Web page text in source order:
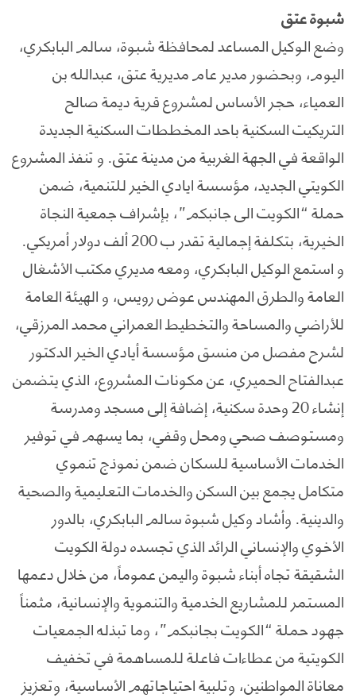
شبوة عتق
وضع الوكيل المساعد لمحافظة شبوة، سالم البابكري،
اليوم، وبحضور مدير عام مديرية عتق، عبدالله بن
العمياء، حجر الأساس لمشروع قرية ديمة صالح
التريكيت السكنية باحد المخططات السكنية الجديدة
الواقعة في الجهة الغربية من مدينة عتق. و تنفذ المشروع
الكويتي الجديد، مؤسسة ايادي الخير للتنمية، ضمن
حملة “الكويت الى جانبكم”، بإشراف جمعية النجاة
الخيرية، بتكلفة إجمالية تقدر ب 200 ألف دولار أمريكي.
و استمع الوكيل البابكري، ومعه مديري مكتب الأشغال
العامة والطرق المهندس عوض رويس، و الهيئة العامة
للأراضي والمساحة والتخطيط العمراني محمد المرزقي،
لشرح مفصل من منسق مؤسسة أيادي الخير الدكتور
عبدالفتاح الحميري، عن مكونات المشروع، الذي يتضمن
إنشاء 20 وحدة سكنية، إضافة إلى مسجد ومدرسة
ومستوصف صحي ومحل وقفي، بما يسهم في توفير
الخدمات الأساسية للسكان ضمن نموذج تنموي
متكامل يجمع بين السكن والخدمات التعليمية والصحية
والدينية. وأشاد وكيل شبوة سالم البابكري، بالدور
الأخوي والإنساني الرائد الذي تجسده دولة الكويت
الشقيقة تجاه أبناء شبوة واليمن عموماً، من خلال دعمها
المستمر للمشاريع الخدمية والتنموية والإنسانية، مثمناً
جهود حملة “الكويت بجانبكم”، وما تبذله الجمعيات
الكويتية من عطاءات فاعلة للمساهمة في تخفيف
معاناة المواطنين، وتلبية احتياجاتهم الأساسية، وتعزيز